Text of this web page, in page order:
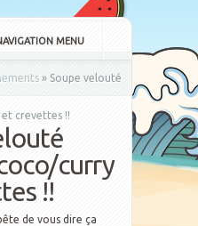
MENU
» Soupe velouté
crevettes !!
curry
!!
de vous dire ça